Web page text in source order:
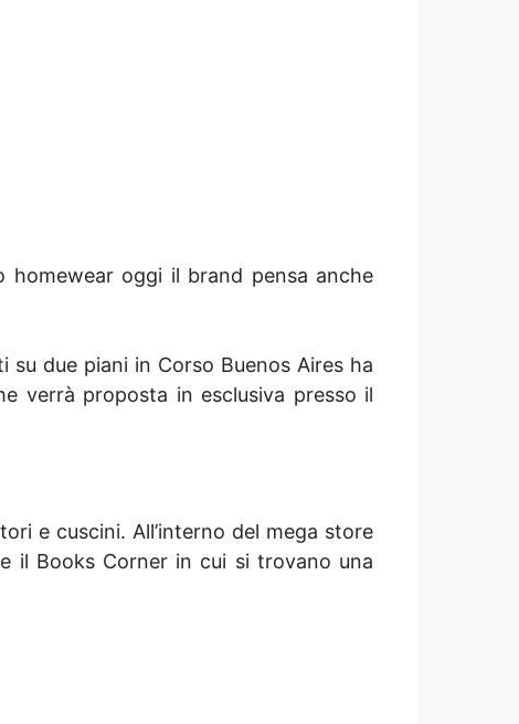
homewear oggi il brand pensa anche
su due piani in Corso Buenos Aires ha
verrà proposta in esclusiva presso il
e cuscini. All’interno del mega store
il Books Corner in cui si trovano una